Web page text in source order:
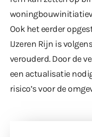
Ook het eerder
IJzeren Rijn is
verouderd. Door de
een actualisatie
risico’s voor de